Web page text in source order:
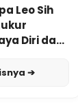
Leo Sih
Diri dan
➔